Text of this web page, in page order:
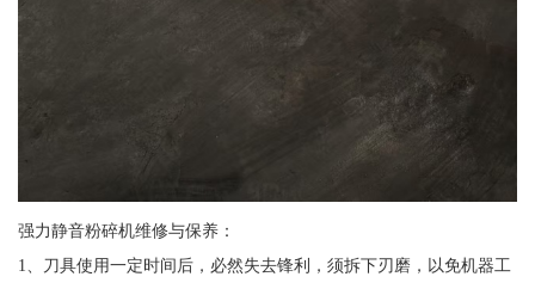
强力静音粉碎机维修与保养：
1、刀具使用一定时间后，必然失去锋利，须拆下刃磨，以免机器工